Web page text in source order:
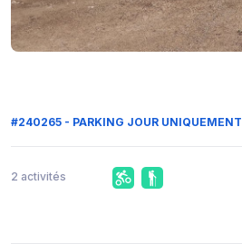
#240265 - PARKING JOUR UNIQUEMENT
2 activités